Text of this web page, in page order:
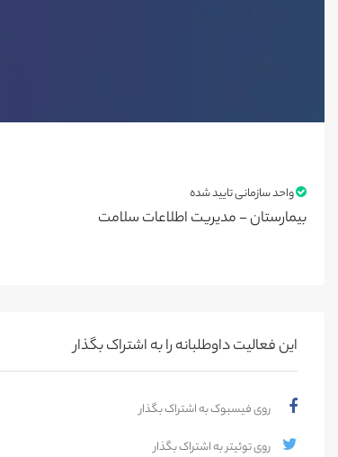
واحد سازمانی تایید شده
بیمارستان - مدیریت اطلاعات سلامت
این فعالیت‌ داوطلبانه را به اشتراک بگذار
روی فیسبوک به اشتراک بگذار
روی توئیتر به اشتراک بگذار